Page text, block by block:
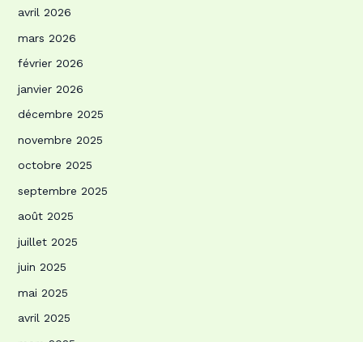
avril 2026
mars 2026
février 2026
janvier 2026
décembre 2025
novembre 2025
octobre 2025
septembre 2025
août 2025
juillet 2025
juin 2025
mai 2025
avril 2025